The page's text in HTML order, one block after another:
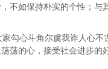
不如保持朴实的个性；
勾心斗角尔虞我诈人心
荡的心，接受社会进步